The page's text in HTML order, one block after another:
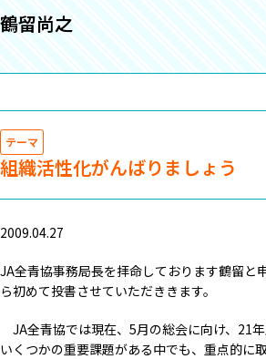
鶴留尚之
テーマ
組織活性化がんばりましょう
2009.04.27
JA全青協事務局長を拝命しております鶴留と
ら初めて投書させていただききます。
JA全青協では現在、5月の総会に向け、21年
いくつかの重要課題がある中でも、重点的に